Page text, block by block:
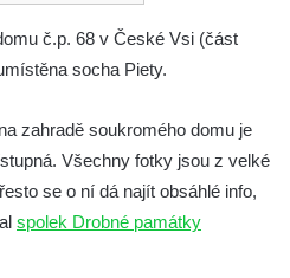
Hluboká
Hluboká
ZOO Hluboká
ZOO Hluboká
Hluboká
Hluboká
č.p. 68 v České Vsi (část
socha Piety.
zahradě soukromého domu je
Všechny fotky jsou z velké
se o ní dá najít obsáhlé info,
spolek Drobné památky